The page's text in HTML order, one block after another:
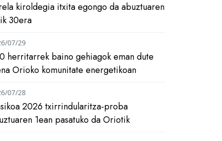
kiroldegia itxita egongo da abuztuaren
30era
herritarrek baino gehiagok eman dute
Orioko komunitate energetikoan
07/29
2026 txirrindularitza-proba
1ean pasatuko da Oriotik
07/28